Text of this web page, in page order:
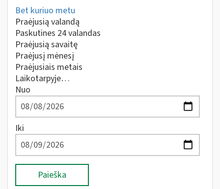
Bet kuriuo metu
Praėjusią valandą
Paskutines 24 valandas
Praėjusią savaitę
Praėjusį mėnesį
Praėjusiais metais
Laikotarpyje…
Nuo
Iki
Paieška